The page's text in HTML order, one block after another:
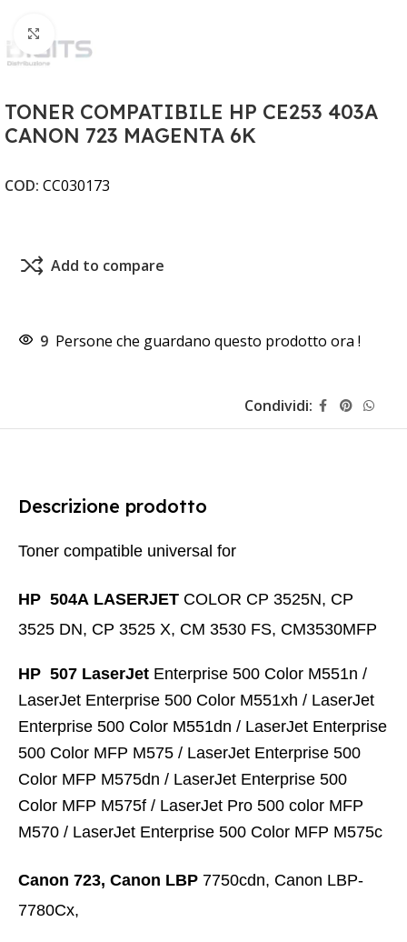
TONER COMPATIBILE HP CE253 403A
CANON 723 MAGENTA 6K
COD: CC030173
Add to compare
9 Persone che guardano questo prodotto ora !
Condividi:
Descrizione prodotto
Toner compatible universal for
HP 504A LASERJET COLOR CP 3525N, CP
3525 DN, CP 3525 X, CM 3530 FS, CM3530MFP
HP 507 LaserJet Enterprise 500 Color M551n /
LaserJet Enterprise 500 Color M551xh / LaserJet
Enterprise 500 Color M551dn / LaserJet Enterprise
500 Color MFP M575 / LaserJet Enterprise 500
Color MFP M575dn / LaserJet Enterprise 500
Color MFP M575f / LaserJet Pro 500 color MFP
M570 / LaserJet Enterprise 500 Color MFP M575c
Canon 723, Canon LBP 7750cdn, Canon LBP-
7780Cx,